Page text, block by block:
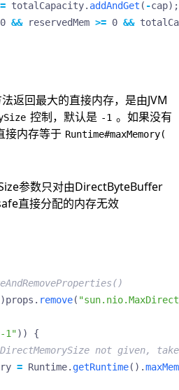
= totalCapacity. addAndGet ( -cap);
0 && reservedMem >= 0 &&
返回最大的直接内存，是由JVM
控制，默认是 -1 。如果没有
接内存等于 Runtime#maxMemory(
参数只对由DirectByteBuffer
直接分配的内存无效
)props . remove(
1"))
{
not given,
= Runtime. getRuntime().